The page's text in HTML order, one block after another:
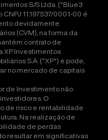
S/S Ltda. ("Blue3
11.197.537/0001-00 é
devidamente
(CVM), na forma da
contrato de
XP Investimentos
S.A. ("XP") e pode,
no mercado de capitais
de Investimento não
O
de risco e rentabilidade
Na realização de
de perdas
resultar em significativas